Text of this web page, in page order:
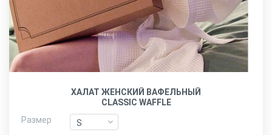
ХАЛАТ ЖЕНСКИЙ ВАФЕЛЬНЫЙ
CLASSIC WAFFLE
Размер
S
S